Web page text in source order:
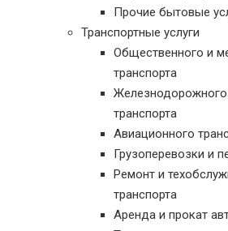
Прочие бытовые
Транспортные услуги
Общественного и
транспорта
Железнодорожного
транспорта
Авиационного
Грузоперевозки и
Ремонт и
транспорта
Аренда и прокат